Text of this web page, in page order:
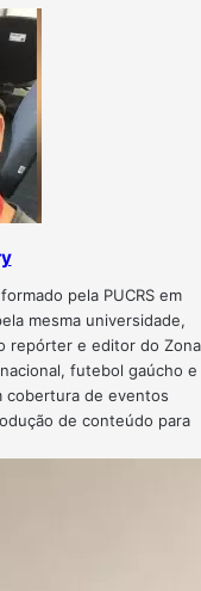
pela PUCRS em
mesma universidade,
repórter e editor do Zona
futebol gaúcho e
cobertura de eventos
de conteúdo para